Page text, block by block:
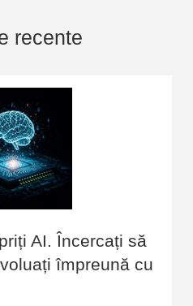
recente
AI. Încercați să
împreună cu